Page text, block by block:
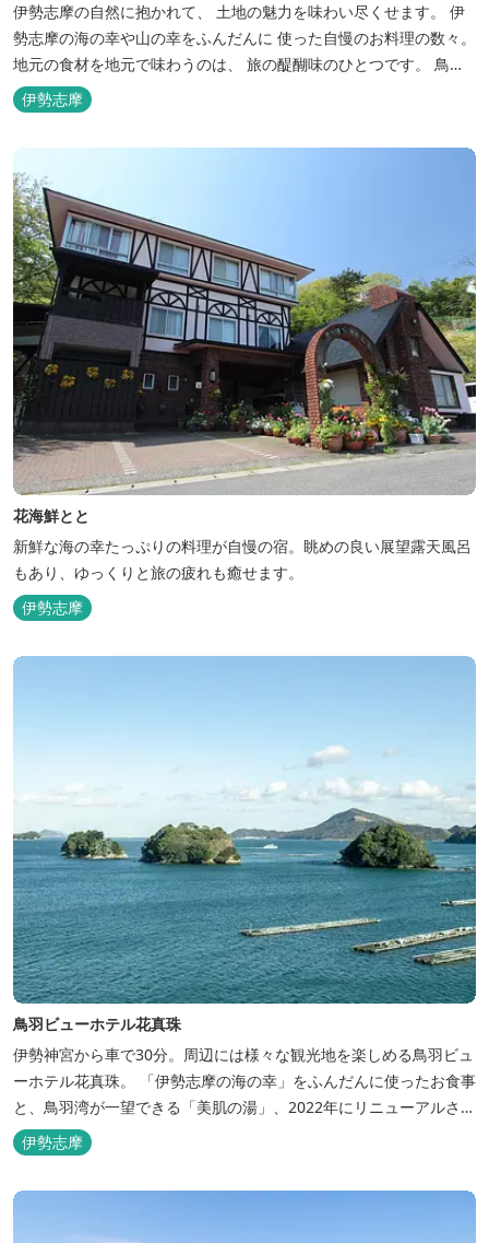
伊勢志摩の自然に抱かれて、 土地の魅力を味わい尽くせます。 伊
勢志摩の海の幸や山の幸をふんだんに 使った自慢のお料理の数々。
地元の食材を地元で味わうのは、 旅の醍醐味のひとつです。 鳥羽
湾の潮風を感じる露天風呂や 広々としたテラス付きのお部屋。 行
き交うフェリーをのんびり眺めて、 日常をちょっと忘れるひと時を
お過ごしください。
伊勢志摩
花海鮮とと
新鮮な海の幸たっぷりの料理が自慢の宿。眺めの良い展望露天風呂
もあり、ゆっくりと旅の疲れも癒せます。
伊勢志摩
鳥羽ビューホテル花真珠
伊勢神宮から車で30分。周辺には様々な観光地を楽しめる鳥羽ビュ
ーホテル花真珠。 「伊勢志摩の海の幸」をふんだんに使ったお食事
と、鳥羽湾が一望できる「美肌の湯」、2022年にリニューアルされ
た客室で、五感から体と心を癒やします。 【お部屋】 近年リニュ
ーアルした過ごしやすいお部屋で、親子3世代で楽しめるお部屋に
なっております。 全室オーシャンビューで雄大な鳥羽湾を一望で
伊勢志摩